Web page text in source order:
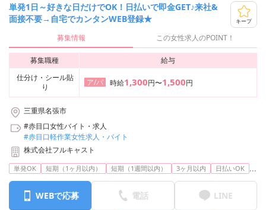
単発1日～好きな日だけでOK！日払いで即金GET♪来社&
面接不要→自宅でカンタンWEB登録★
キープ
募集情報 この女性求人のPOINT！
募集職種
給与
仕分け・シール貼
り
ア/パ 時給1,300円〜1,500円
三重県名張市
#赤目口女性バイト・求人
#赤目口軽作業女性求人・バイト
株式会社フルキャスト
単発OK 短期（1ヶ月以内） 短期（1週間以内） 3ヶ月以内 日払いOK ...
WEBで応募 電話 LINE